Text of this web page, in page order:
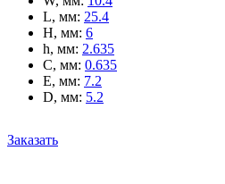
L, мм: 25.4
H, мм: 6
h, мм: 2.635
C, мм: 0.635
E, мм: 7.2
D, мм: 5.2
Заказать